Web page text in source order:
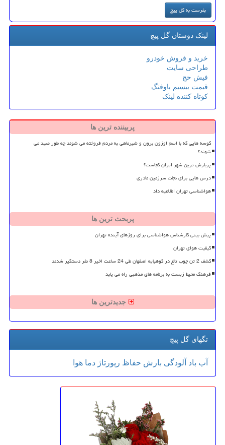
لینک دوستان گل پیچ
خرید و فروش خودرو
طراحی سایت
فیش حج
قیمت بیسیم باوفنگ
کوتاه کننده لینک
پربیننده ترین ها
کوسه هایی که با اسم اوزون برون و شیرماهی به مردم فروخته می شوند چه طور صید می
شوند؟
پربارش ترین شهر ایران کجاست؟
درس هایی برای نجات سرزمین مادری
هواشناسی تهران اطلاعیه داد
پربحث ترین ها
پیش بینی کارشناس هواشناسی برای روزهای آینده تهران
کیفیت هوای تهران
کشف 2 تن چوب تاغ در کوهپایه اصفهان طی 24 ساعت اخیر 8 نفر دستگیر شدند
فرهنگ محیط زیست به برنامه های مذهبی راه می یابد
جدیدترین ها
تگهای گل پیچ
آب باد آلودگی بارش حفاظ رپورتاژ دما هوا